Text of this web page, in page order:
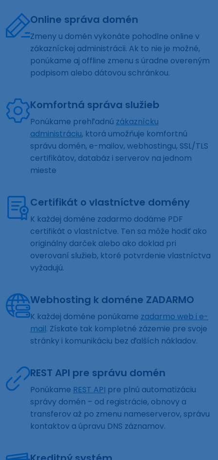
Online správa domén
Zmeny u domén vykonáte pohodlne online v
zákazníckej administrácii. Ak to nie je možné,
ponúkame aj offline zmenu s úradne overeným
podpisom alebo dátovou schránkou.
Komfortná správa služieb
Ponúkame prehľadnú zákaznícku
administráciu, ktorá umožňuje komfortnú
správu domén, e-mailov, webhostingu, SSL/TLS
certifikátov, databáz i serverov na jednom
mieste
Certifikát o vlastníctve domény
K každej doméne zadarmo dodáme PDF
certifikát o vlastníctve. Ten sa môže hodiť ako
originálny darček alebo ako doklad pri
overovaní služieb, ktoré potvrdenie vlastníctva
vyžadujú.
Webhosting k doméne ZADARMO
K každej doméne ponúkame zadarmo web i e-
mail. Získate tak kompletné zázemie pre svoje
stránky i komunikáciu bez ďalších nákladov.
REST API pre správu domén
Ponúkame REST API pre plnú automatizáciu
správy domén – od registrácie, obnovy a
transferov až po zmenu nameserverov, správu
kontaktov a úpravu DNS záznamov.